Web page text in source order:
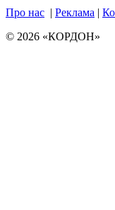
Про нас | Реклама |
© 2026 «КОРДОН»